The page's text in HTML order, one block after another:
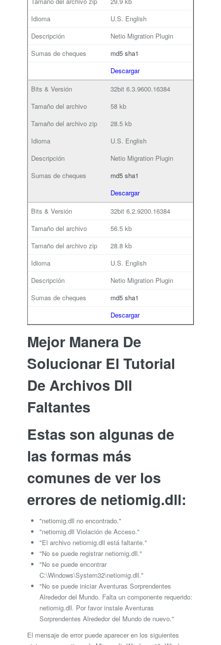
U.S. English
Netio Migration Plugin
md5 sha1
Descargar
32bit 6.3.9600.16384
58 kb
28.5 kb
U.S. English
Netio Migration Plugin
md5 sha1
Descargar
32bit 6.2.9200.16384
56.5 kb
28.8 kb
U.S. English
Netio Migration Plugin
md5 sha1
Descargar
Mejor Manera De
Solucionar El Tutorial
De Archivos Dll
Faltantes
Estas son algunas de
las formas más
comunes de ver los
errores de netiomig.dll:
"netiomig.dll no encontrado."
"netiomig.dll Violación de Acceso."
"El archivo netiomig.dll está faltante."
"No se puede registrar netiomig.dll."
"No se puede encontrar
C:\Windows\System32\netiomig.dll."
"No se puede iniciar Aventuras Sorprendentes
Alrededor del Mundo. Falta un componente requerido:
netiomig.dll. Por favor instale Aventuras
Sorprendentes Alrededor del Mundo de nuevo."
El mensaje de error puede aparecer en los siguientes